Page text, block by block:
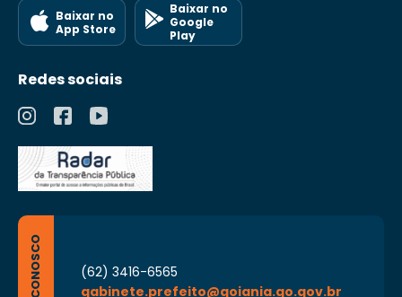
Baixar no
App Store
Baixar no
Google
Play
Redes sociais
(62) 3416-6565
gabinete.prefeito@goiania.go.gov.br